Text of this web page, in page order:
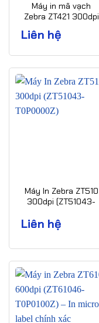
Máy in mã vạch
Zebra ZT421 300dpi
Liên hệ
Máy In Zebra ZT510
300dpi (ZT51043-
Liên hệ